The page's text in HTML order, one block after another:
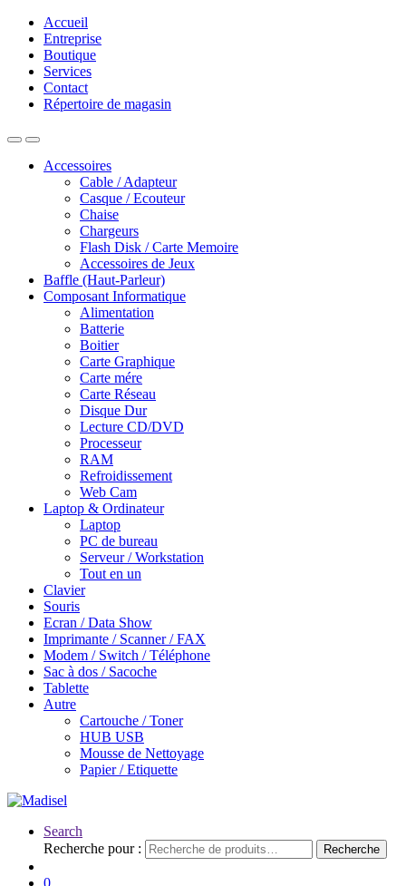
Accueil
Entreprise
Boutique
Services
Contact
Répertoire de magasin
Accessoires
Cable / Adapteur
Casque / Ecouteur
Chaise
Chargeurs
Flash Disk / Carte Memoire
Accessoires de Jeux
Baffle (Haut-Parleur)
Composant Informatique
Alimentation
Batterie
Boitier
Carte Graphique
Carte mére
Carte Réseau
Disque Dur
Lecture CD/DVD
Processeur
RAM
Refroidissement
Web Cam
Laptop & Ordinateur
Laptop
PC de bureau
Serveur / Workstation
Tout en un
Clavier
Souris
Ecran / Data Show
Imprimante / Scanner / FAX
Modem / Switch / Téléphone
Sac à dos / Sacoche
Tablette
Autre
Cartouche / Toner
HUB USB
Mousse de Nettoyage
Papier / Etiquette
Search
Recherche pour :
Recherche
0